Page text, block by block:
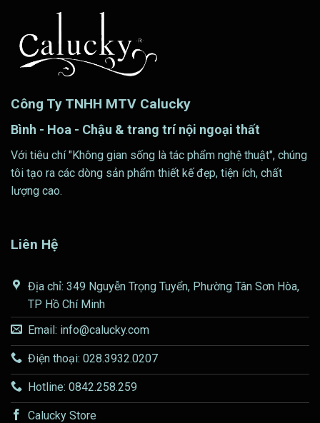
Công Ty TNHH MTV Calucky
Bình - Hoa - Chậu & trang trí nội ngoại thất
Với tiêu chí "Không gian sống là tác phẩm nghệ thuật", chúng
tôi tạo ra các dòng sản phẩm thiết kế đẹp, tiện ích, chất
lượng cao.
Liên Hệ
Địa chỉ: 349 Nguyễn Trọng Tuyển, Phường Tân Sơn Hòa,
TP Hồ Chí Minh
Email: info@calucky.com
Điện thoại: 028.3932.0207
Hotline: 0842.258.259
Calucky Store